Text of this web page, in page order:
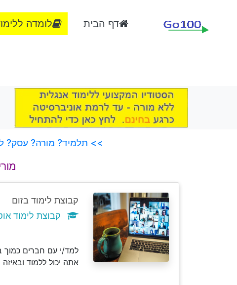
דף הבית לומדה
>> תלמיד? מורה? עסק?
קבוצת לימוד בזום
קבוצת לימוד
למד/י עם חברים כמוך
אתה יכול ללמוד